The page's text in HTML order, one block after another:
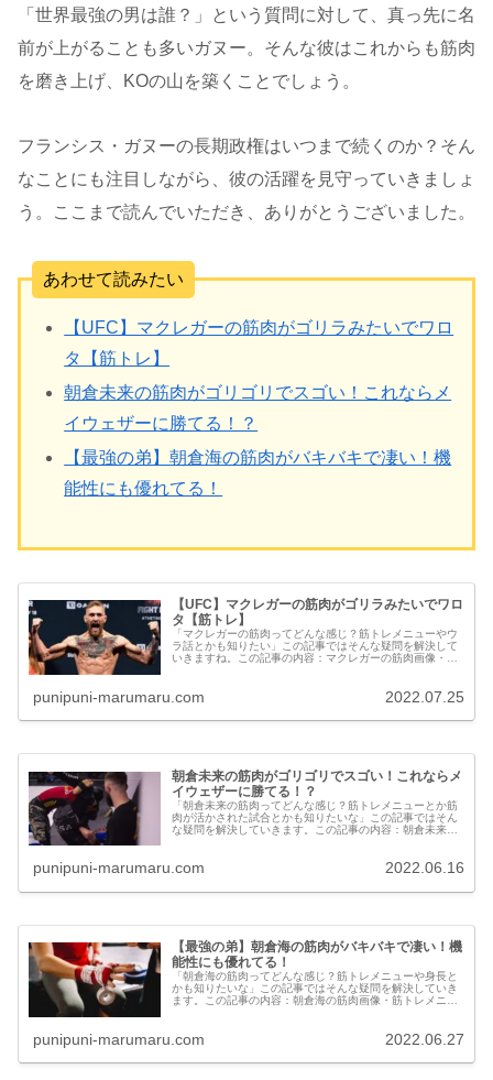
「世界最強の男は誰？」という質問に対して、真っ先に名
前が上がることも多いガヌー。そんな彼はこれからも筋肉
を磨き上げ、KOの山を築くことでしょう。
フランシス・ガヌーの長期政権はいつまで続くのか？そん
なことにも注目しながら、彼の活躍を見守っていきましょ
う。ここまで読んでいただき、ありがとうございました。
あわせて読みたい
【UFC】マクレガーの筋肉がゴリラみたいでワロ
タ【筋トレ】
朝倉未来の筋肉がゴリゴリでスゴい！これならメ
イウェザーに勝てる！？
【最強の弟】朝倉海の筋肉がバキバキで凄い！機
能性にも優れてる！
【UFC】マクレガーの筋肉がゴリラみたいでワロ
タ【筋トレ】
「マクレガーの筋肉ってどんな感じ？筋トレメニューやウ
ラ話とかも知りたい」この記事ではそんな疑問を解決して
いきますね。この記事の内容：マクレガーの筋肉画像・彼
punipuni-marumaru.com 2022.07.25
朝倉未来の筋肉がゴリゴリでスゴい！これならメ
イウェザーに勝てる！？
「朝倉未来の筋肉ってどんな感じ？筋トレメニューとか筋
肉が活かされた試合とかも知りたいな」この記事ではそん
な疑問を解決していきます。この記事の内容：朝倉未来の
punipuni-marumaru.com 2022.06.16
【最強の弟】朝倉海の筋肉がバキバキで凄い！機
能性にも優れてる！
「朝倉海の筋肉ってどんな感じ？筋トレメニューや身長と
かも知りたいな」この記事ではそんな疑問を解決していき
ます。この記事の内容：朝倉海の筋肉画像・筋トレメニュ
punipuni-marumaru.com 2022.06.27